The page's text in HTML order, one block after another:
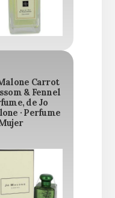
Carrot
& Fennel
de Jo
· Perfume